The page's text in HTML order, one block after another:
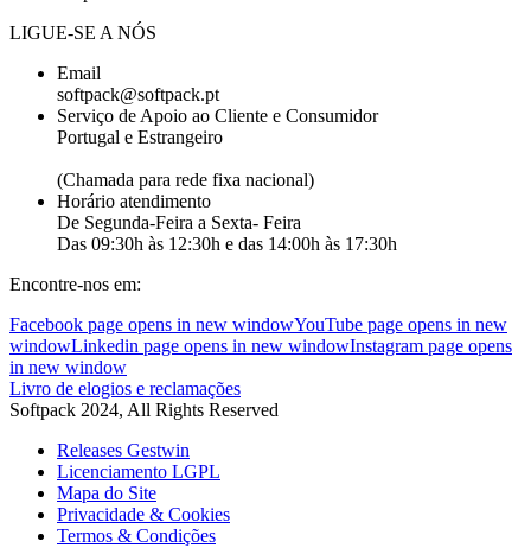
LIGUE-SE A NÓS
Email
softpack@softpack.pt
Serviço de Apoio ao Cliente e Consumidor
Portugal e Estrangeiro
(Chamada para rede fixa nacional)
Horário atendimento
De Segunda-Feira a Sexta- Feira
Das 09:30h às 12:30h e das 14:00h às 17:30h
Encontre-nos em:
Facebook page opens in new windowYouTube page opens in new
windowLinkedin page opens in new windowInstagram page opens
in new window
Livro de elogios e reclamações
Softpack 2024, All Rights Reserved
Releases Gestwin
Licenciamento LGPL
Mapa do Site
Privacidade & Cookies
Termos & Condições